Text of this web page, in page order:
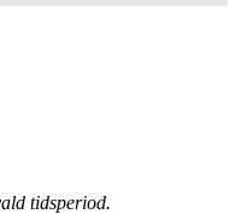
tidsperiod.